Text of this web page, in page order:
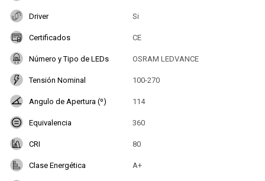
Driver Si
Certificados CE
Número y Tipo de LEDs OSRAM LEDVANCE
Tensión Nominal 100-270
Angulo de Apertura (º) 114
Equivalencia 360
CRI 80
Clase Energética A+